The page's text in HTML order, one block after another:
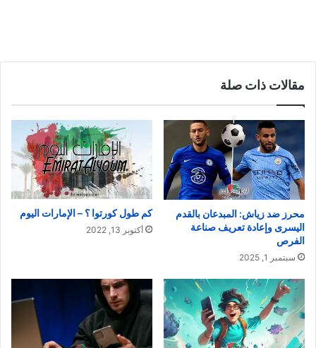
مقالات ذات صلة
محرز ضد زياش: المبدعان بالقدم
اليسرى وإعادة تعريف صناعة
الفرص
سبتمبر 1, 2025
كم طول كورتوا ؟ – الإمارات اليوم
أكتوبر 13, 2022